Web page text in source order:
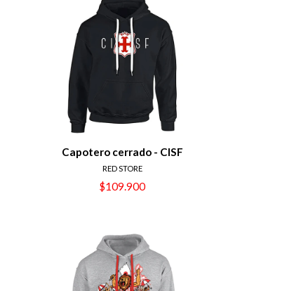
Capotero cerrado - CISF
RED STORE
$109.900